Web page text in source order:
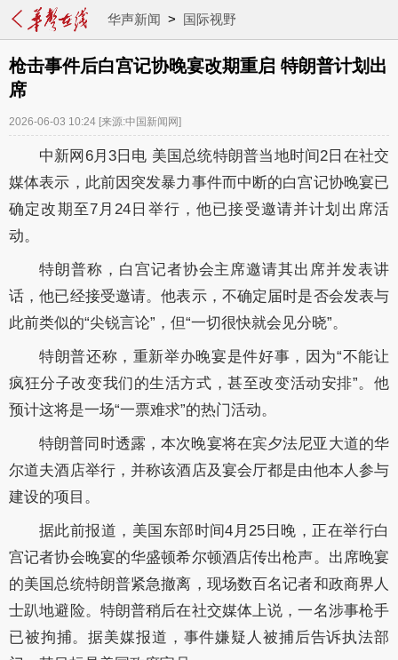
华声新闻 > 国际视野
枪击事件后白宫记协晚宴改期重启 特朗普计划出
席
2026-06-03 10:24 [来源:中国新闻网]
中新网6月3日电 美国总统特朗普当地时间2日在社交
媒体表示，此前因突发暴力事件而中断的白宫记协晚宴已
确定改期至7月24日举行，他已接受邀请并计划出席活
动。
特朗普称，白宫记者协会主席邀请其出席并发表讲
话，他已经接受邀请。他表示，不确定届时是否会发表与
此前类似的“尖锐言论”，但“一切很快就会见分晓”。
特朗普还称，重新举办晚宴是件好事，因为“不能让
疯狂分子改变我们的生活方式，甚至改变活动安排”。他
预计这将是一场“一票难求”的热门活动。
特朗普同时透露，本次晚宴将在宾夕法尼亚大道的华
尔道夫酒店举行，并称该酒店及宴会厅都是由他本人参与
建设的项目。
据此前报道，美国东部时间4月25日晚，正在举行白
宫记者协会晚宴的华盛顿希尔顿酒店传出枪声。出席晚宴
的美国总统特朗普紧急撤离，现场数百名记者和政商界人
士趴地避险。特朗普稍后在社交媒体上说，一名涉事枪手
已被拘捕。据美媒报道，事件嫌疑人被捕后告诉执法部